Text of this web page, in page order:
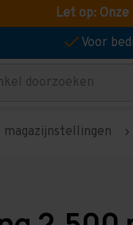
Let op:
Voor
magazijnstellingen